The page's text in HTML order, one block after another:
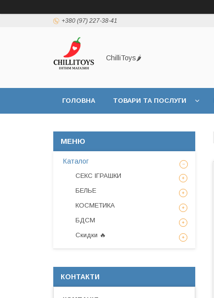
+380 (97) 227-38-41
ChilliToys🌶️
ГОЛОВНА ТОВАРИ ТА ПОСЛУГИ
Каталог
СЕКС ІГРАШКИ
БЕЛЬЕ
КОСМЕТИКА
БДСМ
Скидки 🔥
КОНТАКТИ